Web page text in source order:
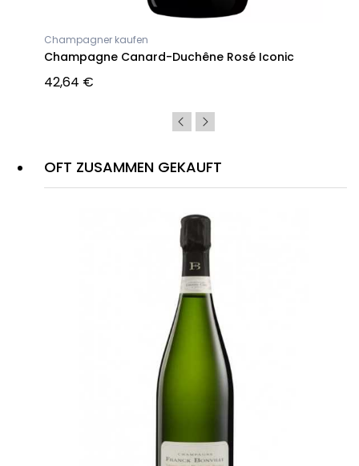
Champagner kaufen
Champagne Canard-Duchêne Rosé Iconic
42,64 €
OFT ZUSAMMEN GEKAUFT